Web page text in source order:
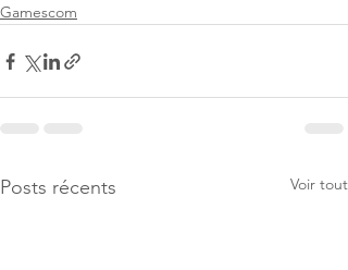
Gamescom
Posts récents Voir tout